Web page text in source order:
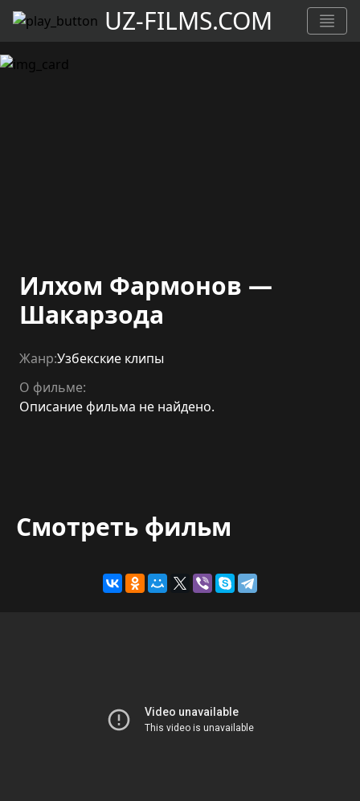
UZ-FILMS.COM
Илхом Фармонов —
Шакарзода
Жанр:Узбекские клипы
О фильме:
Описание фильма не найдено.
Смотреть фильм